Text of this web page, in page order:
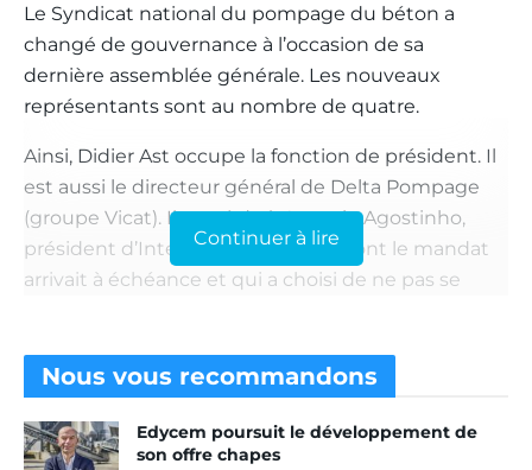
Le Syndicat national du pompage du béton a
changé de gouvernance à l’occasion de sa
dernière assemblée générale. Les nouveaux
représentants sont au nombre de quatre.
Ainsi, Didier Ast occupe la fonction de président. Il
est aussi le directeur général de Delta Pompage
(groupe Vicat). Il succède à Antonio Agostinho,
président d’Inter Service Pompe, dont le mandat
arrivait à échéance et qui a choisi de ne pas se
mettant un accent particulier sur tous les aspects
touchant à la sécurité des opérations de pompage.
Lire aussi :
CR Bat réinvente une Mixman pour
Continuer à lire
Nous vous recommandons
Edycem poursuit le développement de
son offre chapes